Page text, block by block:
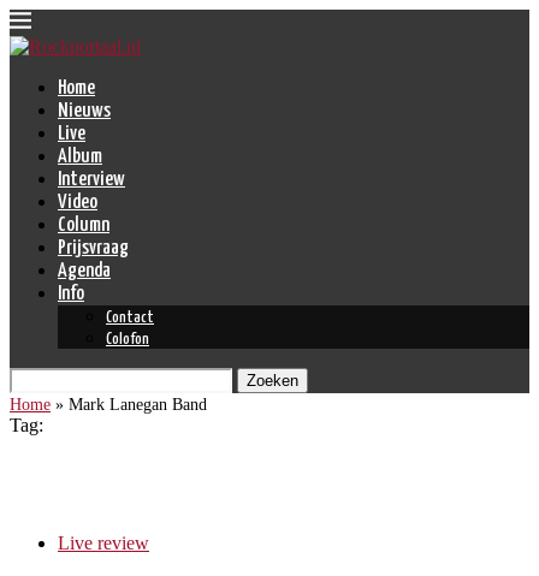
Home
Nieuws
Live
Album
Interview
Video
Column
Prijsvraag
Agenda
Info
Contact
Colofon
Zoeken
Home » Mark Lanegan Band
Tag:
Live review